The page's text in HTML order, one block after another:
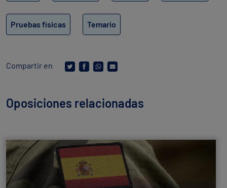
Pruebas físicas Temario
Compartir en
Oposiciones relacionadas